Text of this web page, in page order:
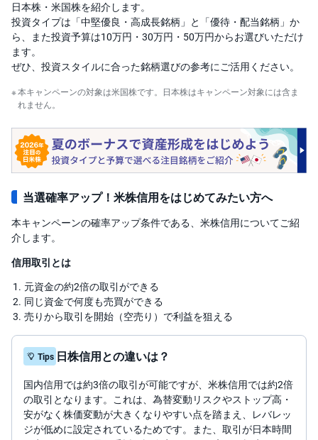
店
C
F
D
S
T(
キ
ュ
リ
テ
ィ
・
ー
ク
ン
)
S
BI
ラ
ッ
プ
ロ
ア
ド
O
B
O
P
R
O
日本株・米国株を紹介します。
投資タイプは「中堅優良・高成長銘柄」と「優待・配当銘柄」か
ら、また投資予算は10万円・30万円・50万円からお選びいただけ
ます。
ぜひ、投資スタイルに合った銘柄選びの参考にご活用ください。
本キャンペーンの対象は米国株です。日本株はキャンペーン対象には含ま
れません。
当選確率アップ！米株信用をはじめてみたい方へ
本キャンペーンの確率アップ条件である、米株信用についてご紹
介します。
信用取引とは
元資金の約2倍の取引ができる
同じ資金で何度も売買ができる
売りから取引を開始（空売り）で利益を狙える
Tips 日株信用との違いは？
国内信用では約3倍の取引が可能ですが、米株信用では約2倍
の取引となります。これは、為替変動リスクやストップ高・
安がなく株価変動が大きくなりやすい点を踏まえ、レバレッ
ジが低めに設定されているためです。また、取引が日本時間